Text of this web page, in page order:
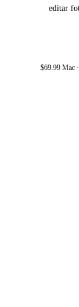
editar
$69.99 Mac